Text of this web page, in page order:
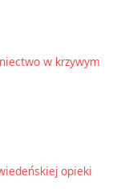
w krzywym
opieki